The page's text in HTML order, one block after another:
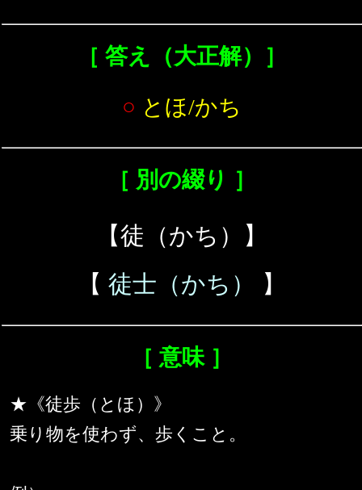
［ 答え（大正解）］
○ とほ/かち
［ 別の綴り ］
【徒（かち）】
【 徒士（かち） 】
［ 意味 ］
★《徒歩（とほ）》
乗り物を使わず、歩くこと。